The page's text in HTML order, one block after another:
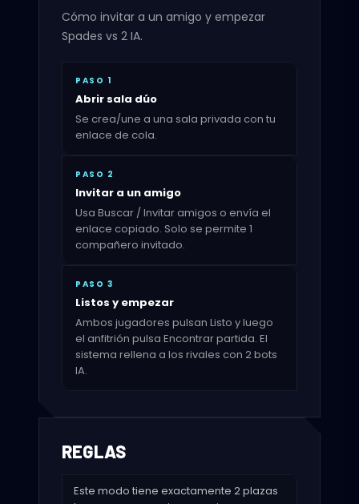
Cómo invitar a un amigo y empezar
Spades vs 2 IA.
PASO 1
Abrir sala dúo
Se crea/une a una sala privada con tu
enlace de cola.
PASO 2
Invitar a un amigo
Usa Buscar / Invitar amigos o envía el
enlace copiado. Solo se permite 1
compañero invitado.
PASO 3
Listos y empezar
Ambos jugadores pulsan Listo y luego
el anfitrión pulsa Encontrar partida. El
sistema rellena a los rivales con 2 bots
IA.
REGLAS
Este modo tiene exactamente 2 plazas